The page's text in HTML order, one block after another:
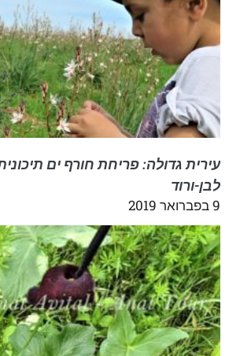
עירית גדולה: פריחת חורף ים
לבן-ורוד
9 בפברואר 2019